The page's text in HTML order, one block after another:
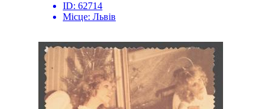
ID: 62714
Місце: Львів